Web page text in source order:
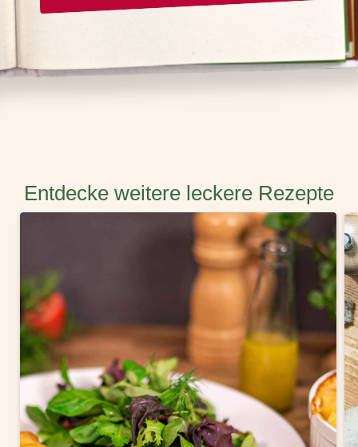
Entdecke weitere leckere Rezepte